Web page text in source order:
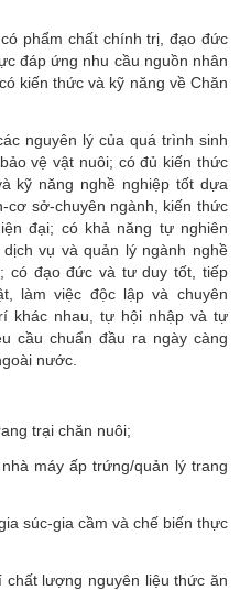
phẩm chất chính trị, đạo đức
đáp ứng nhu cầu nguồn nhân
kiến thức và kỹ năng về Chăn
nguyên lý của quá trình sinh
vệ vật nuôi; có đủ kiến thức
kỹ năng nghề nghiệp tốt dựa
cơ sở-chuyên ngành, kiến thức
đại; có khả năng tự nghiên
vụ và quản lý ngành nghề
có đạo đức và tư duy tốt, tiếp
làm việc độc lập và chuyên
khác nhau, tự hội nhập và tự
cầu chuẩn đầu ra ngày càng
nước.
trại chăn nuôi;
máy ấp trứng/quản lý trang
súc-gia cầm và chế biến thực
lượng nguyên liệu thức ăn